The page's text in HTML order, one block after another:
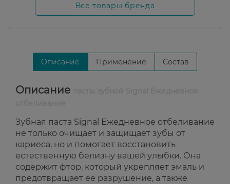
Все товары бренда
Описание Применение Состав
Описание
Зубная паста Signal Ежедневное отбеливание
не только очищает и защищает зубы от
кариеса, но и помогает восстановить
естественную белизну вашей улыбки. Она
содержит фтор, который укрепляет эмаль и
предотвращает ее разрушение, а также